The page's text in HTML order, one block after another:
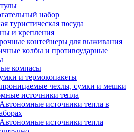
набор
туристическая посуда
и крепления
контейнеры для выживания
колбы и противоударные
компасы
и термокопакеты
чехлы, сумки и мешки
источники тепла
источники тепла в
источники тепла